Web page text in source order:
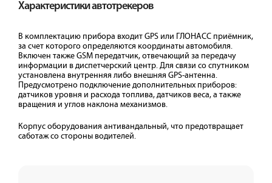
Характеристики автотрекеров
В комплектацию прибора входит GPS или ГЛОНАСС приёмник,
за счет которого определяются координаты автомобиля.
Включен также GSM передатчик, отвечающий за передачу
информации в диспетчерский центр. Для связи со спутником
установлена внутренняя либо внешняя GPS-антенна.
Предусмотрено подключение дополнительных приборов:
датчиков уровня и расхода топлива, датчиков веса, а также
вращения и углов наклона механизмов.
Корпус оборудования антивандальный, что предотвращает
саботаж со стороны водителей.